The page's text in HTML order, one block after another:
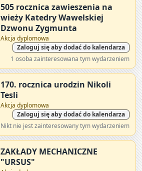
505 rocznica zawieszenia na
wieży Katedry Wawelskiej
Dzwonu Zygmunta
Akcja dyplomowa
Zaloguj się aby dodać do kalendarza
1 osoba zainteresowana tym wydarzeniem
170. rocznica urodzin Nikoli
Tesli
Akcja dyplomowa
Zaloguj się aby dodać do kalendarza
Nikt nie jest zainteresowany tym wydarzeniem
ZAKŁADY MECHANICZNE
"URSUS"